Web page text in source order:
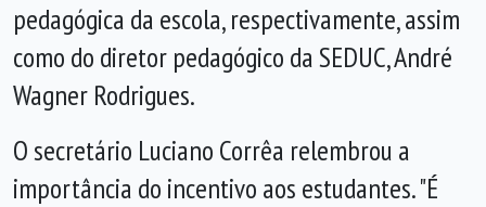
pedagógica da escola, respectivamente, assim
como do diretor pedagógico da SEDUC, André
Wagner Rodrigues.
O secretário Luciano Corrêa relembrou a
importância do incentivo aos estudantes. "É